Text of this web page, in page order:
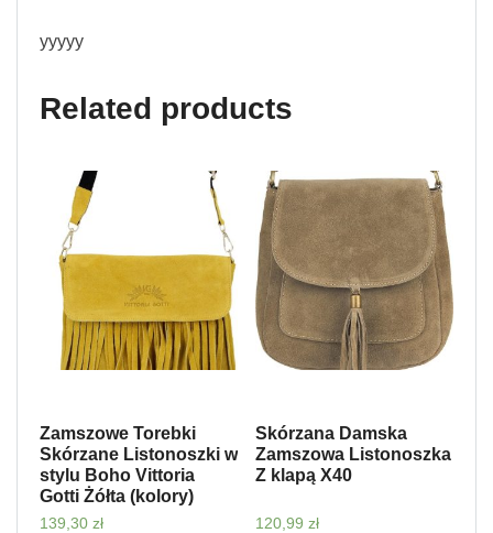
yyyyy
Related products
Zamszowe Torebki
Skórzane Listonoszki w
stylu Boho Vittoria
Gotti Żółta (kolory)
139,30 zł
Skórzana Damska
Zamszowa Listonoszka
Z klapą X40
120,99 zł